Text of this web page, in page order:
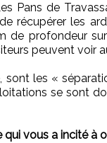
Pans de
récupérer les
de profondeur
peuvent voir
sont les «
se sont
qui vous a incité à